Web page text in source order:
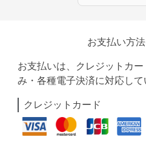
お支払い方
お支払いは、クレジットカ
み・各種電子決済に対応して
クレジットカード